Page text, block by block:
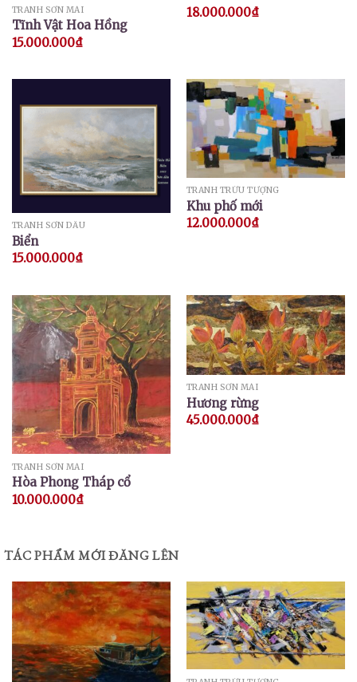
TRANH SƠN MÀI
Tĩnh Vật Hoa Hồng
15.000.000₫
18.000.000₫
TRANH SƠN DẦU
Biển
15.000.000₫
TRANH TRỪU TƯỢNG
Khu phố mới
12.000.000₫
TRANH SƠN MÀI
Hòa Phong Tháp cổ
10.000.000₫
TRANH SƠN MÀI
Hương rừng
45.000.000₫
TÁC PHẨM MỚI ĐĂNG LÊN